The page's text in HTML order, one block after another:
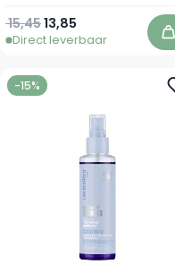
Speciale prijs
13,85
Normale prijs
15,45
Direct leverbaar
-15%